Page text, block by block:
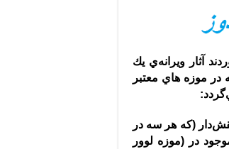
حسنلو به عمل آوردند آثار ويرانه‌ي يك
در موزه هاي معتبر
:
(كه هر سه در
(موزه لوور